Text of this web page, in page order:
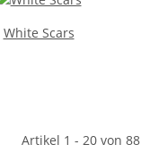
White Scars
Artikel 1 - 20 von 88